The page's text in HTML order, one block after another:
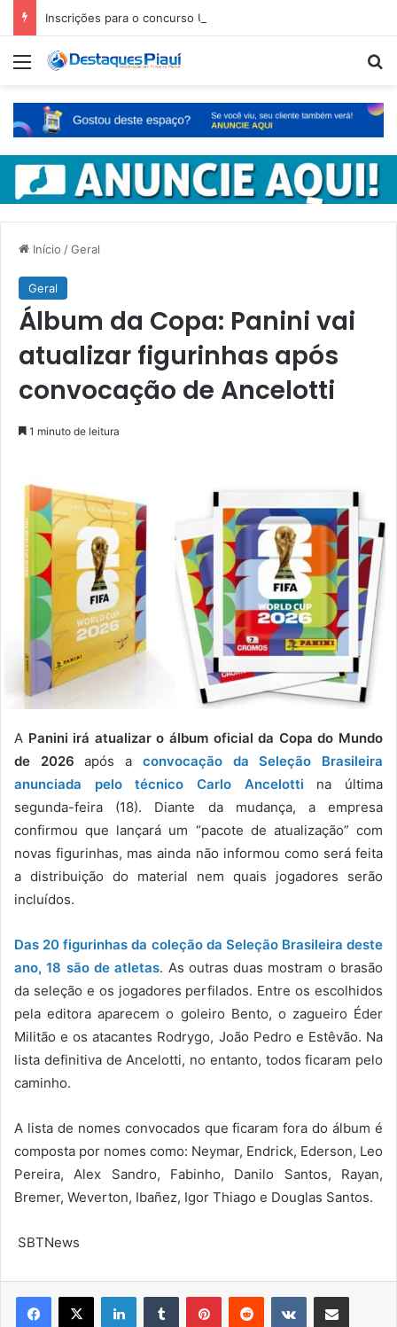
Menu
Início /Geral
Geral
Álbum da Copa: Panini vai
atualizar figurinhas após
convocação de Ancelotti
1 minuto de leitura
A Panini irá atualizar o álbum oficial da Copa do Mundo
de 2026 após a convocação da Seleção Brasileira
anunciada pelo técnico Carlo Ancelotti na última
segunda-feira (18). Diante da mudança, a empresa
confirmou que lançará um “pacote de atualização” com
novas figurinhas, mas ainda não informou como será feita
a distribuição do material nem quais jogadores serão
incluídos.
Das 20 figurinhas da coleção da Seleção Brasileira deste
ano, 18 são de atletas. As outras duas mostram o brasão
da seleção e os jogadores perfilados. Entre os escolhidos
pela editora aparecem o goleiro Bento, o zagueiro Éder
Militão e os atacantes Rodrygo, João Pedro e Estêvão. Na
lista definitiva de Ancelotti, no entanto, todos ficaram pelo
caminho.
A lista de nomes convocados que ficaram fora do álbum é
composta por nomes como: Neymar, Endrick, Ederson, Leo
Pereira, Alex Sandro, Fabinho, Danilo Santos, Rayan,
Bremer, Weverton, Ibañez, Igor Thiago e Douglas Santos.
SBTNews
LinkedinTumblr PinterestReddit VK Compartilhar via e-mail